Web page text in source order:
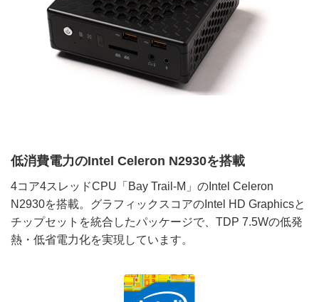
低消費電力のIntel Celeron N2930を搭載
4コア4スレッドCPU「Bay Trail-M」のIntel Celeron
N2930を搭載。グラフィックスコアのIntel HD Graphicsと
チップセットを統合したパッケージで、TDP 7.5Wの低発
熱・低省電力化を実現しています。